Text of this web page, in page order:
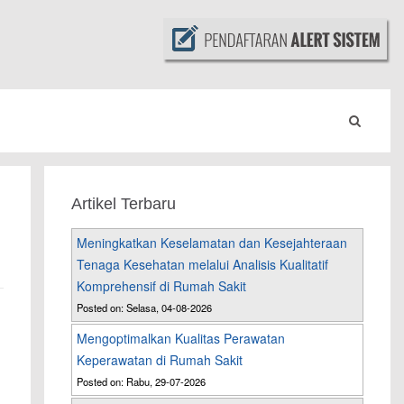
Artikel Terbaru
Meningkatkan Keselamatan dan Kesejahteraan
Tenaga Kesehatan melalui Analisis Kualitatif
Komprehensif di Rumah Sakit
Posted on: Selasa, 04-08-2026
Mengoptimalkan Kualitas Perawatan
Keperawatan di Rumah Sakit
Posted on: Rabu, 29-07-2026